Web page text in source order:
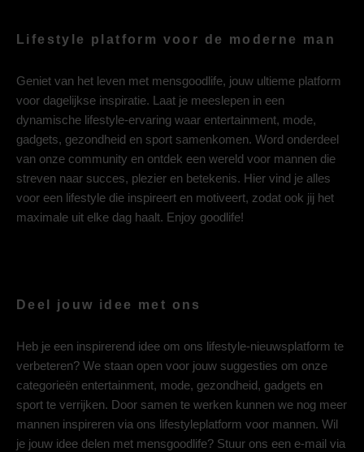
Lifestyle platform voor de moderne man
Geniet van het leven met mensgoodlife, jouw ultieme platform
voor dagelijkse inspiratie. Laat je meeslepen in een
dynamische lifestyle-ervaring waar entertainment, mode,
gadgets, gezondheid en sport samenkomen. Word onderdeel
van onze community en ontdek een wereld voor mannen die
streven naar succes, plezier en betekenis. Hier vind je alles
voor een lifestyle die inspireert en motiveert, zodat ook jij het
maximale uit elke dag haalt. Enjoy goodlife!
Deel jouw idee met ons
Heb je een inspirerend idee om ons lifestyle-nieuwsplatform te
verbeteren? We staan open voor jouw suggesties om onze
categorieën entertainment, mode, gezondheid, gadgets en
sport te verrijken. Door samen te werken kunnen we nog meer
mannen inspireren via ons lifestyleplatform voor mannen. Wil
je jouw idee delen met mensgoodlife? Stuur ons een e-mail via